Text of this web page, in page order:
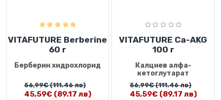
VITAFUTURE Berberine
60 г
Берберин хидрохлорид
45,59€ (89.17 лв)
56,99€(111.46 лв)
VITAFUTURE Ca-AKG
100 г
Калциев алфа-
кетоглутарат
45,59€ (89.17 лв)
56,99€(111.46 лв)